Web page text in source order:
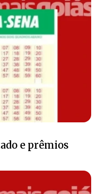
e prêmios